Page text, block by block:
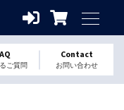
ご質問
Contact
お問い合わせ